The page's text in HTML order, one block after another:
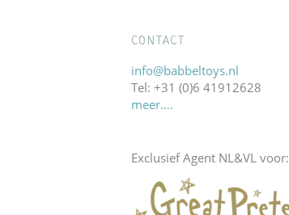
CONTACT
info@babbeltoys.nl
Tel: +31 (0)6 41912628
meer….
Exclusief Agent NL&VL voor: